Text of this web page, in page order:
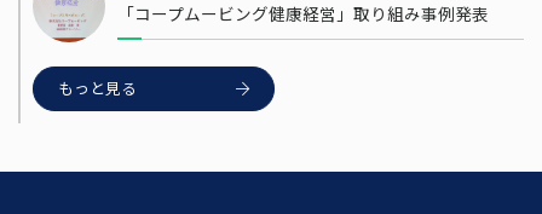
「コープムービング健康経営」取り組み事例発表
もっと見る